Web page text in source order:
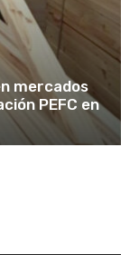
mercados
PEFC en